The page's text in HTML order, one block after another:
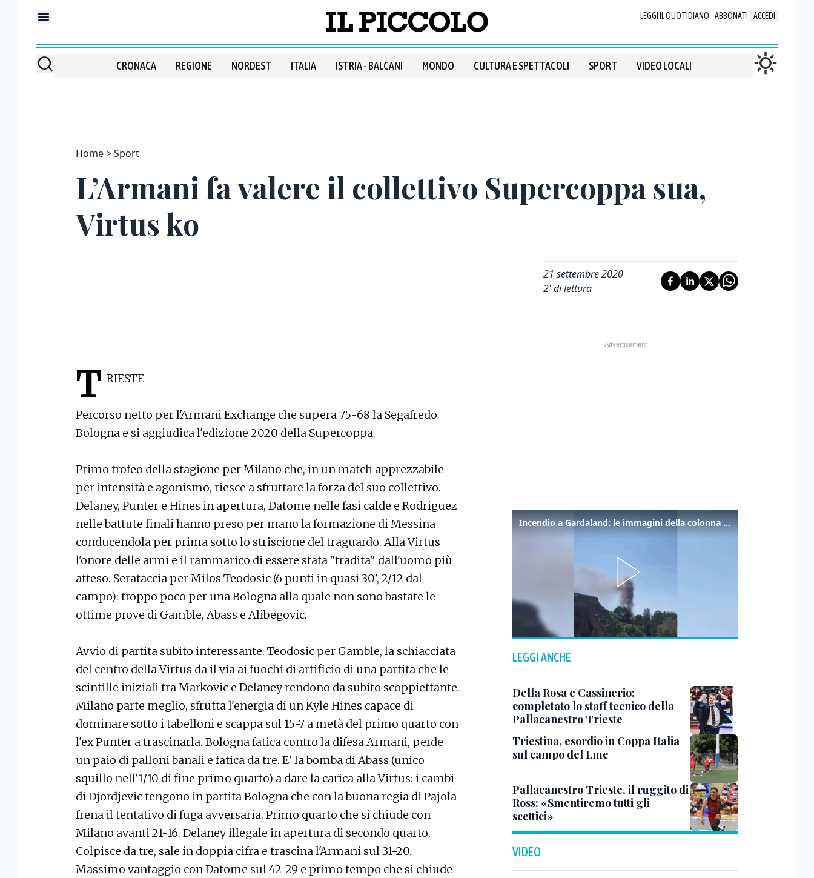
LEGGI IL QUOTIDIANO ABBONATI ACCEDI
CRONACA REGIONE NORDEST ITALIA ISTRIA - BALCANI MONDO CULTURA E SPETTACOLI SPORT VIDEO LOCALI
Home Sport
L’Armani fa valere il collettivo Supercoppa sua,
Virtus ko
21 settembre 2020
2' di lettura
T RIESTE
Percorso netto per l'Armani Exchange che supera 75-68 la Segafredo
Bologna e si aggiudica l'edizione 2020 della Supercoppa.
Primo trofeo della stagione per Milano che, in un match apprezzabile
per intensità e agonismo, riesce a sfruttare la forza del suo collettivo.
Delaney, Punter e Hines in apertura, Datome nelle fasi calde e Rodriguez
nelle battute finali hanno preso per mano la formazione di Messina
conducendola per prima sotto lo striscione del traguardo. Alla Virtus
l'onore delle armi e il rammarico di essere stata "tradita" dall'uomo più
atteso. Serataccia per Milos Teodosic (6 punti in quasi 30', 2/12 dal
campo): troppo poco per una Bologna alla quale non sono bastate le
ottime prove di Gamble, Abass e Alibegovic.
Avvio di partita subito interessante: Teodosic per Gamble, la schiacciata
del centro della Virtus da il via ai fuochi di artificio di una partita che le
scintille iniziali tra Markovic e Delaney rendono da subito scoppiettante.
Milano parte meglio, sfrutta l'energia di un Kyle Hines capace di
dominare sotto i tabelloni e scappa sul 15-7 a metà del primo quarto con
l'ex Punter a trascinarla. Bologna fatica contro la difesa Armani, perde
un paio di palloni banali e fatica da tre. E' la bomba di Abass (unico
squillo nell'1/10 di fine primo quarto) a dare la carica alla Virtus: i cambi
di Djordjevic tengono in partita Bologna che con la buona regia di Pajola
frena il tentativo di fuga avversaria. Primo quarto che si chiude con
Milano avanti 21-16. Delaney illegale in apertura di secondo quarto.
Colpisce da tre, sale in doppia cifra e trascina l'Armani sul 31-20.
Massimo vantaggio con Datome sul 42-29 e primo tempo che si chiude
Incendio a Gardaland: le immagini della colonna di fumo
LEGGI ANCHE
Della Rosa e Cassinerio:
completato lo staff tecnico della
Pallacanestro Trieste
Triestina, esordio in Coppa Italia
sul campo del Lme
Pallacanestro Trieste, il ruggito di
Ross: «Smentiremo tutti gli
scettici»
VIDEO